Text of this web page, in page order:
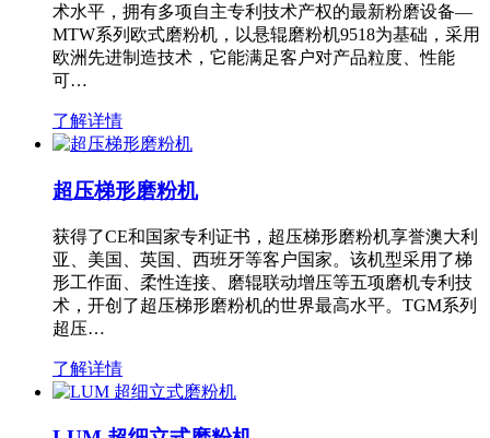
术水平，拥有多项自主专利技术产权的最新粉磨设备—
MTW系列欧式磨粉机，以悬辊磨粉机9518为基础，采用
欧洲先进制造技术，它能满足客户对产品粒度、性能
可…
了解详情
超压梯形磨粉机
获得了CE和国家专利证书，超压梯形磨粉机享誉澳大利
亚、美国、英国、西班牙等客户国家。该机型采用了梯
形工作面、柔性连接、磨辊联动增压等五项磨机专利技
术，开创了超压梯形磨粉机的世界最高水平。TGM系列
超压…
了解详情